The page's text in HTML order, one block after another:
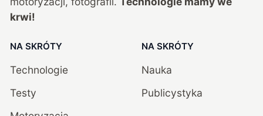
krwi!
NA SKRÓTY
Technologie
Testy
NA SKRÓTY
Nauka
Publicystyka